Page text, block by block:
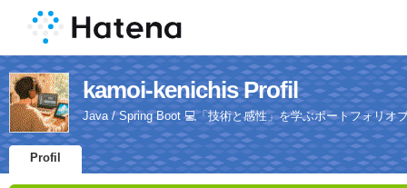
kamoi-kenichis Profil
Java / Spring Boot 💻「技術と感性」を学ぶポートフォリオ
Profil